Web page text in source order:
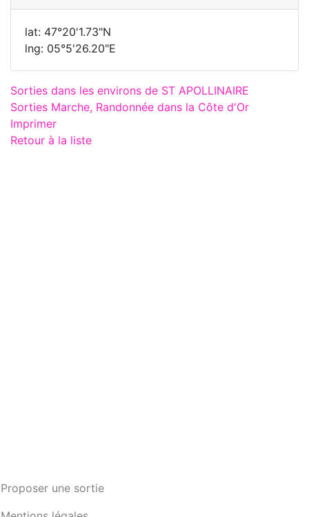
lat: 47°20'1.73"N
lng: 05°5'26.20"E
Sorties dans les environs de ST APOLLINAIRE
Sorties Marche, Randonnée dans la Côte d'Or
Imprimer
Retour à la liste
Proposer une sortie